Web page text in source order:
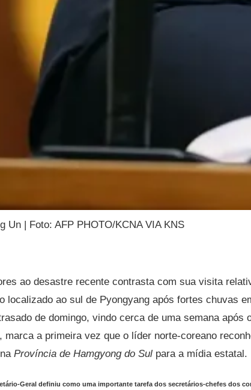
Un | Foto: AFP PHOTO/KCNA VIA KNS
ao desastre recente contrasta com sua visita
localizado ao sul de Pyongyang após fortes chuvas
de domingo, vindo cerca de uma semana após
marca a primeira vez que o líder norte-coreano
naProvíncia de Hamgyong do Sul para a mídia estatal.
Geral definiu como uma importante tarefa dos secretários-chefes dos